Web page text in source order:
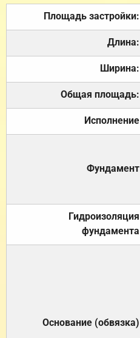
Площадь застройки:
Длина:
Ширина:
Общая площадь:
Исполнение
Фундамент
Гидроизоляция
фундамента
Основание (обвязка)